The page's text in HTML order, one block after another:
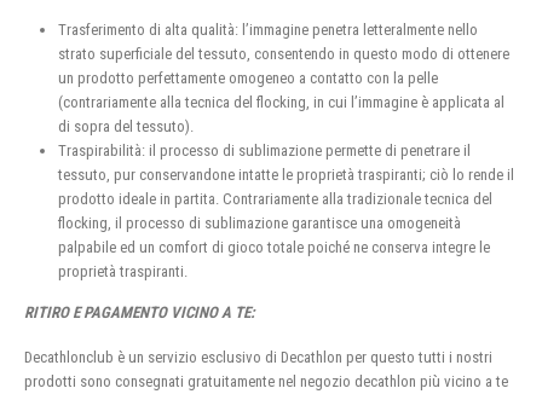
Trasferimento di alta qualità: l’immagine penetra letteralmente nello
strato superficiale del tessuto, consentendo in questo modo di ottenere
un prodotto perfettamente omogeneo a contatto con la pelle
(contrariamente alla tecnica del flocking, in cui l’immagine è applicata al
di sopra del tessuto).
Traspirabilità: il processo di sublimazione permette di penetrare il
tessuto, pur conservandone intatte le proprietà traspiranti; ciò lo rende il
prodotto ideale in partita. Contrariamente alla tradizionale tecnica del
flocking, il processo di sublimazione garantisce una omogeneità
palpabile ed un comfort di gioco totale poiché ne conserva integre le
proprietà traspiranti.
RITIRO E PAGAMENTO VICINO A TE:
Decathlonclub è un servizio esclusivo di Decathlon per questo tutti i nostri
prodotti sono consegnati gratuitamente nel negozio decathlon più vicino a te